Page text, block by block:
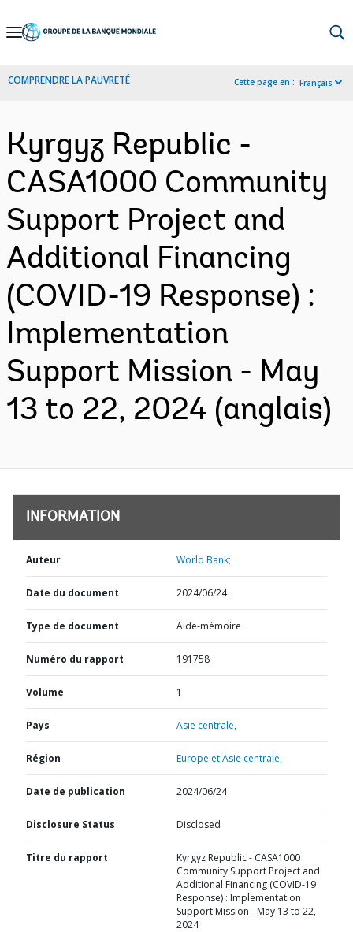
Skip
Navigation
COMPRENDRE LA PAUVRETÉ Cette page en : Français
Kyrgyz Republic -
CASA1000 Community
Support Project and
Additional Financing
(COVID-19 Response) :
Implementation
Support Mission - May
13 to 22, 2024 (anglais)
INFORMATION
Auteur World Bank;
Date du document 2024/06/24
Type de document Aide-mémoire
Numéro du rapport 191758
Volume 1
Pays Asie centrale,
Région Europe et Asie centrale,
Date de publication 2024/06/24
Disclosure Status Disclosed
Titre du rapport
Kyrgyz Republic - CASA1000
Community Support Project and
Additional Financing (COVID-19
Response) : Implementation
Support Mission - May 13 to 22,
2024